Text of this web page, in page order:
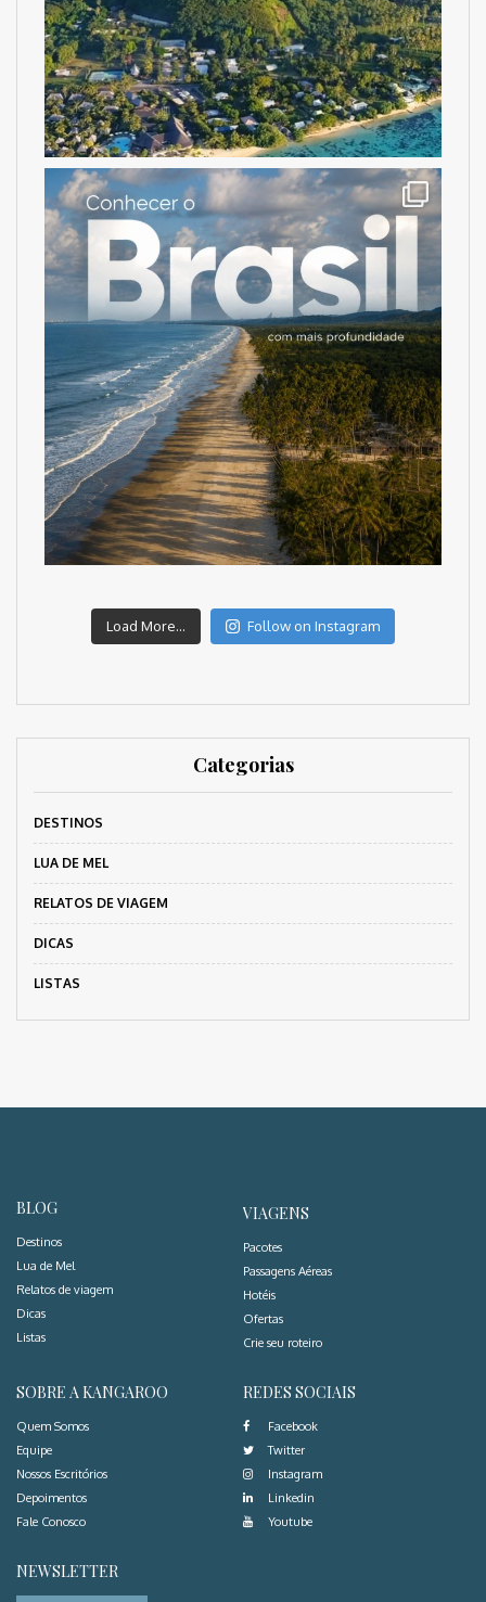
Load More... Follow on Instagram
Categorias
DESTINOS
LUA DE MEL
RELATOS DE VIAGEM
DICAS
LISTAS
BLOG
Destinos
Lua de Mel
Relatos de viagem
Dicas
Listas
VIAGENS
Pacotes
Passagens Aéreas
Hotéis
Ofertas
Crie seu roteiro
SOBRE A KANGAROO
Quem Somos
Equipe
Nossos Escritórios
Depoimentos
Fale Conosco
REDES SOCIAIS
Facebook
Twitter
Instagram
Linkedin
Youtube
NEWSLETTER